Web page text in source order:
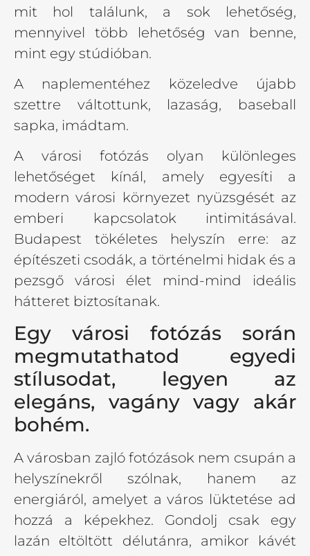
mit hol találunk, a sok lehetőség,
mennyivel több lehetőség van benne,
mint egy stúdióban.
A naplementéhez közeledve újabb
szettre váltottunk, lazaság, baseball
sapka, imádtam.
A városi fotózás olyan különleges
lehetőséget kínál, amely egyesíti a
modern városi környezet nyüzsgését az
emberi kapcsolatok intimitásával.
Budapest tökéletes helyszín erre: az
építészeti csodák, a történelmi hidak és a
pezsgő városi élet mind-mind ideális
hátteret biztosítanak.
Egy városi fotózás során
megmutathatod egyedi
stílusodat, legyen az
elegáns, vagány vagy akár
bohém.
A városban zajló fotózások nem csupán a
helyszínekről szólnak, hanem az
energiáról, amelyet a város lüktetése ad
hozzá a képekhez. Gondolj csak egy
lazán eltöltött délutánra, amikor kávét